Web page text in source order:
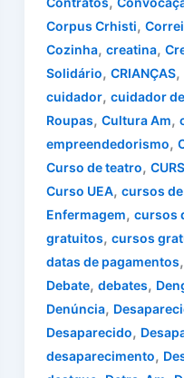
Corpus Crhisti,
Cozinha, creatina,
Solidário, CRIANÇAS,
cuidador, cuidador
Roupas, Cultura Am,
empreendedorismo,
Curso de teatro,
Curso UEA, cursos
Enfermagem, cursos
gratuitos, cursos
datas de pagamentos,
Debate, debates,
Denúncia,
Desaparecido,
desaparecimento,